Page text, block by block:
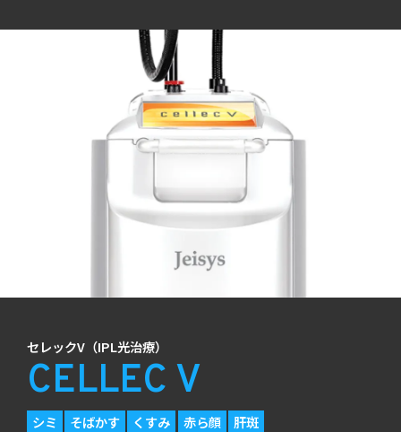
セレックV（IPL光治療）
CELLEC V
シミ そばかす くすみ 赤ら顔 肝斑